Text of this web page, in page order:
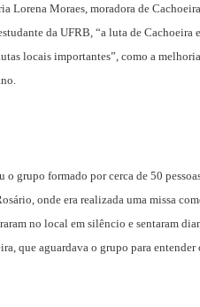
Lorena Moraes, moradora de
da UFRB, “a luta de
locais importantes”, como a
o grupo formado por cerca de 50
onde era realizada uma missa
no local em silêncio e sentaram
que aguardava o grupo para